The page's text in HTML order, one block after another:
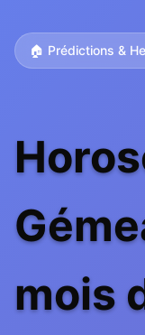
🏠 Prédictions &
mois